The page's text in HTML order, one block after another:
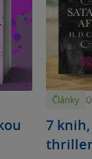
Články
7